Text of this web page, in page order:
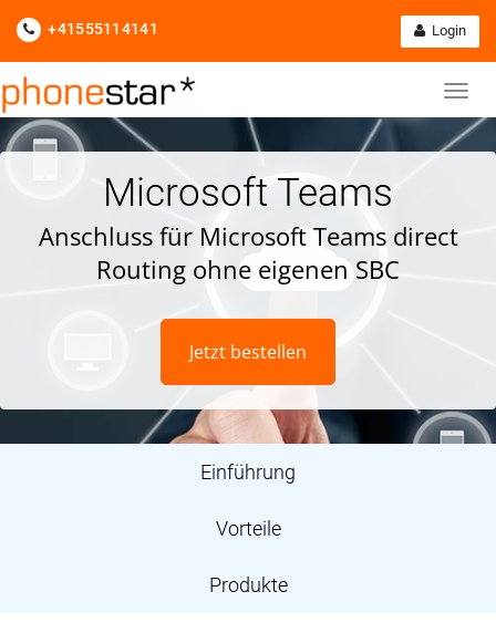
+41555114141 Login
Microsoft Teams
Anschluss für Microsoft Teams direct
Routing ohne eigenen SBC
Jetzt bestellen
Einführung
Vorteile
Produkte